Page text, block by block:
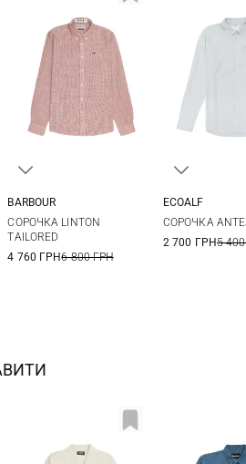
XXL
3XL
BARBOUR
СОРОЧКА LINTON
TAILORED
4 760 ГРН6 800 ГРН
ECOALF
СОРОЧКА
2 700 ГРН5